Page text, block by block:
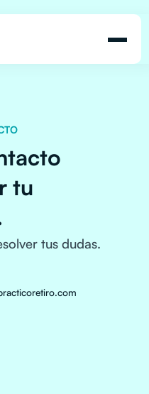
tu
tus dudas.